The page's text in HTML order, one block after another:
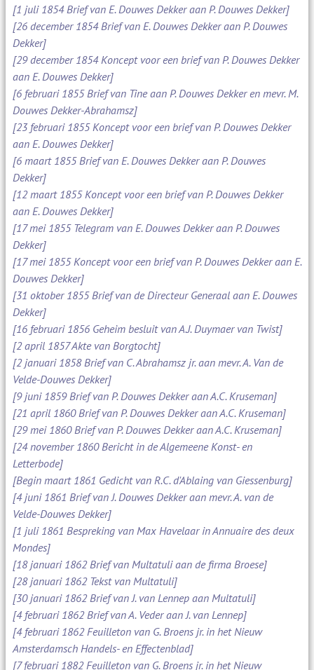
[1 juli 1854 Brief van E. Douwes Dekker aan P. Douwes Dekker]
[26 december 1854 Brief van E. Douwes Dekker aan P. Douwes
Dekker]
[29 december 1854 Koncept voor een brief van P. Douwes Dekker
aan E. Douwes Dekker]
[6 februari 1855 Brief van Tine aan P. Douwes Dekker en mevr. M.
Douwes Dekker-Abrahamsz]
[23 februari 1855 Koncept voor een brief van P. Douwes Dekker
aan E. Douwes Dekker]
[6 maart 1855 Brief van E. Douwes Dekker aan P. Douwes
Dekker]
[12 maart 1855 Koncept voor een brief van P. Douwes Dekker
aan E. Douwes Dekker]
[17 mei 1855 Telegram van E. Douwes Dekker aan P. Douwes
Dekker]
[17 mei 1855 Koncept voor een brief van P. Douwes Dekker aan E.
Douwes Dekker]
[31 oktober 1855 Brief van de Directeur Generaal aan E. Douwes
Dekker]
[16 februari 1856 Geheim besluit van A.J. Duymaer van Twist]
[2 april 1857 Akte van Borgtocht]
[2 januari 1858 Brief van C. Abrahamsz jr. aan mevr. A. Van de
Velde-Douwes Dekker]
[9 juni 1859 Brief van P. Douwes Dekker aan A.C. Kruseman]
[21 april 1860 Brief van P. Douwes Dekker aan A.C. Kruseman]
[29 mei 1860 Brief van P. Douwes Dekker aan A.C. Kruseman]
[24 november 1860 Bericht in de Algemeene Konst- en
Letterbode]
[Begin maart 1861 Gedicht van R.C. d'Ablaing van Giessenburg]
[4 juni 1861 Brief van J. Douwes Dekker aan mevr. A. van de
Velde-Douwes Dekker]
[1 juli 1861 Bespreking van Max Havelaar in Annuaire des deux
Mondes]
[18 januari 1862 Brief van Multatuli aan de firma Broese]
[28 januari 1862 Tekst van Multatuli]
[30 januari 1862 Brief van J. van Lennep aan Multatuli]
[4 februari 1862 Brief van A. Veder aan J. van Lennep]
[4 februari 1862 Feuilleton van G. Broens jr. in het Nieuw
Amsterdamsch Handels- en Effectenblad]
[7 februari 1882 Feuilleton van G. Broens jr. in het Nieuw